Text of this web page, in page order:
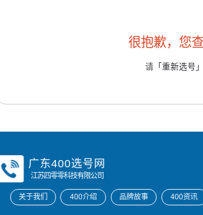
很抱歉，您
请 「重新选号」
广东400选号网
江苏四零零科技有限公司
关于我们 400介绍 品牌故事 400资讯